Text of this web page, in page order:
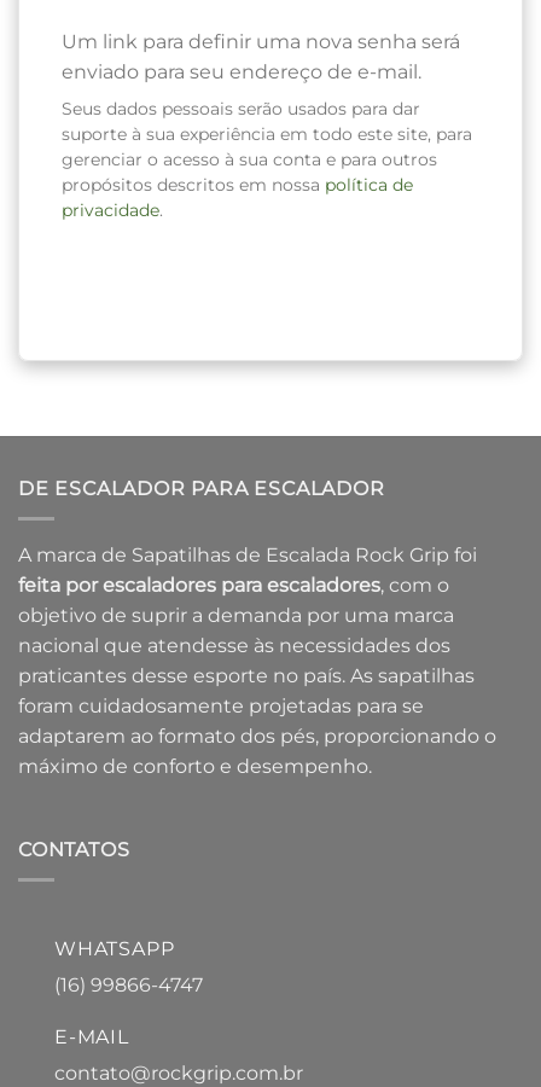
Um link para definir uma nova senha será
enviado para seu endereço de e-mail.
Seus dados pessoais serão usados ​​para dar
suporte à sua experiência em todo este site, para
gerenciar o acesso à sua conta e para outros
propósitos descritos em nossa política de
privacidade.
DE ESCALADOR PARA ESCALADOR
A marca de Sapatilhas de Escalada Rock Grip foi
feita por escaladores para escaladores, com o
objetivo de suprir a demanda por uma marca
nacional que atendesse às necessidades dos
praticantes desse esporte no país. As sapatilhas
foram cuidadosamente projetadas para se
adaptarem ao formato dos pés, proporcionando o
máximo de conforto e desempenho.
CONTATOS
WHATSAPP
(16) 99866-4747
E-MAIL
contato@rockgrip.com.br